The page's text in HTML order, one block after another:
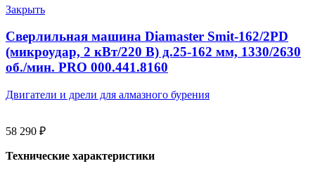
Закрыть
Сверлильная машина Diamaster Smit-162/2PD
(микроудар, 2 кВт/220 В) д.25-162 мм, 1330/2630
об./мин. PRO 000.441.8160
Двигатели и дрели для алмазного бурения
58 290 ₽
Технические характеристики